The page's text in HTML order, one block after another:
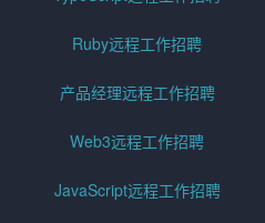
Ruby远程工作招聘
产品经理远程工作招聘
Web3远程工作招聘
JavaScript远程工作招聘